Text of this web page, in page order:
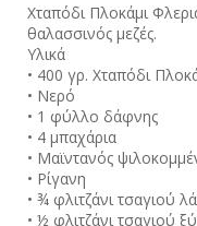
Xταπόδι Πλοκάμι
θαλασσινός μεζές.
Υλικά
• 400 γρ. Xταπόδι
• Νερό
• 1 φύλλο δάφνης
• 4 μπαχάρια
• Μαϊντανός
• Ρίγανη
• ¾ φλιτζάνι τσαγιού
• ½ φλιτζάνι τσαγιού